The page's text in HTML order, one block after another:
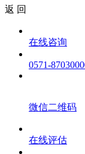
返 回
在线咨询
0571-
微信二维码
在线评估